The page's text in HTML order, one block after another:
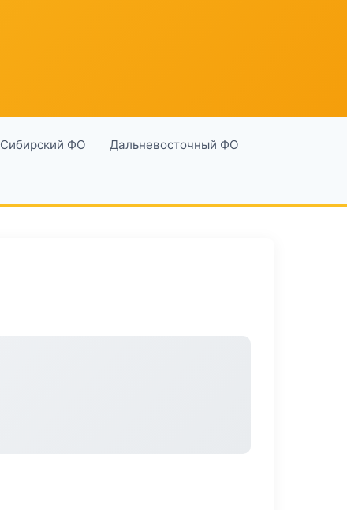
Сибирский ФО Дальневосточный ФО